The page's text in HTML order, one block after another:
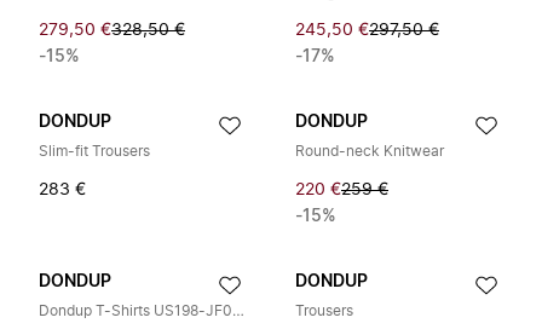
279,50 €328,50 €
-15%
245,50 €297,50 €
-17%
DONDUP
Slim-fit Trousers
283 €
DONDUP
Round-neck Knitwear
220 €259 €
-15%
DONDUP
Dondup T-Shirts US198-JF0271U-ZL4
DONDUP
Trousers